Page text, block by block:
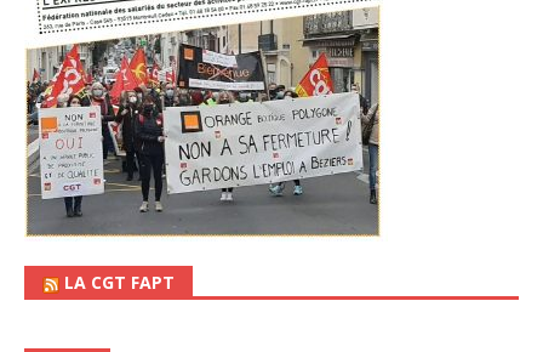
LA CGT FAPT